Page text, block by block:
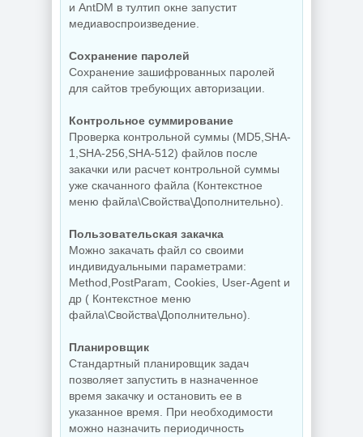
и AntDM в тултип окне запустит
медиавоспроизведение.
Сохранение паролей
Сохранение зашифрованных паролей
для сайтов требующих авторизации.
Контрольное суммирование
Проверка контрольной суммы (MD5,SHA-
1,SHA-256,SHA-512) файлов после
закачки или расчет контрольной суммы
уже скачанного файла (Контекстное
меню файла\Свойства\Дополнительно).
Пользовательская закачка
Можно закачать файл со своими
индивидуальными параметрами:
Method,PostParam, Cookies, User-Agent и
др ( Контекстное меню
файла\Свойства\Дополнительно).
Планировщик
Стандартный планировщик задач
позволяет запустить в назначенное
время закачку и остановить ее в
указанное время. При необходимости
можно назначить периодичность